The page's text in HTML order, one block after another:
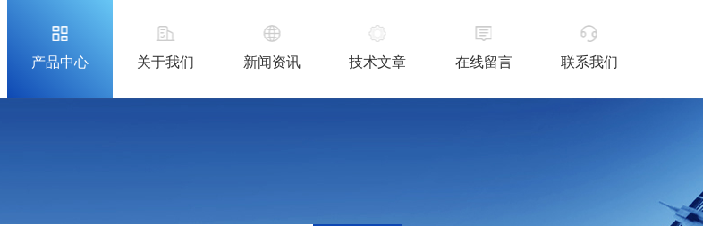
产品中心 关于我们 新闻资讯 技术文章 在线留言 联系我们